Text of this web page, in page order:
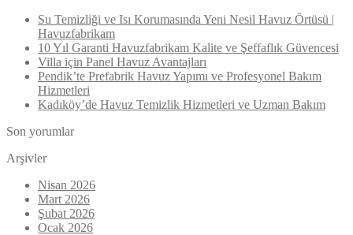
Su Temizliği ve Isı Korumasında Yeni Nesil Havuz Örtüsü |
Havuzfabrikam
10 Yıl Garanti Havuzfabrikam Kalite ve Şeffaflık Güvencesi
Villa için Panel Havuz Avantajları
Pendik’te Prefabrik Havuz Yapımı ve Profesyonel Bakım
Hizmetleri
Kadıköy’de Havuz Temizlik Hizmetleri ve Uzman Bakım
Son yorumlar
Arşivler
Nisan 2026
Mart 2026
Şubat 2026
Ocak 2026